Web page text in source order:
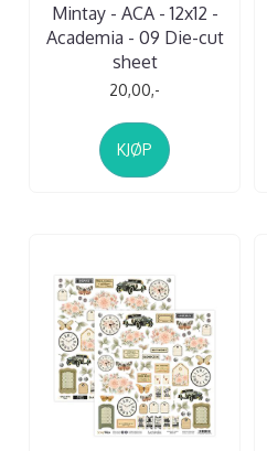
Mintay - ACA - 12x12 -
Academia - 09 Die-cut
sheet
20,00,-
KJØP